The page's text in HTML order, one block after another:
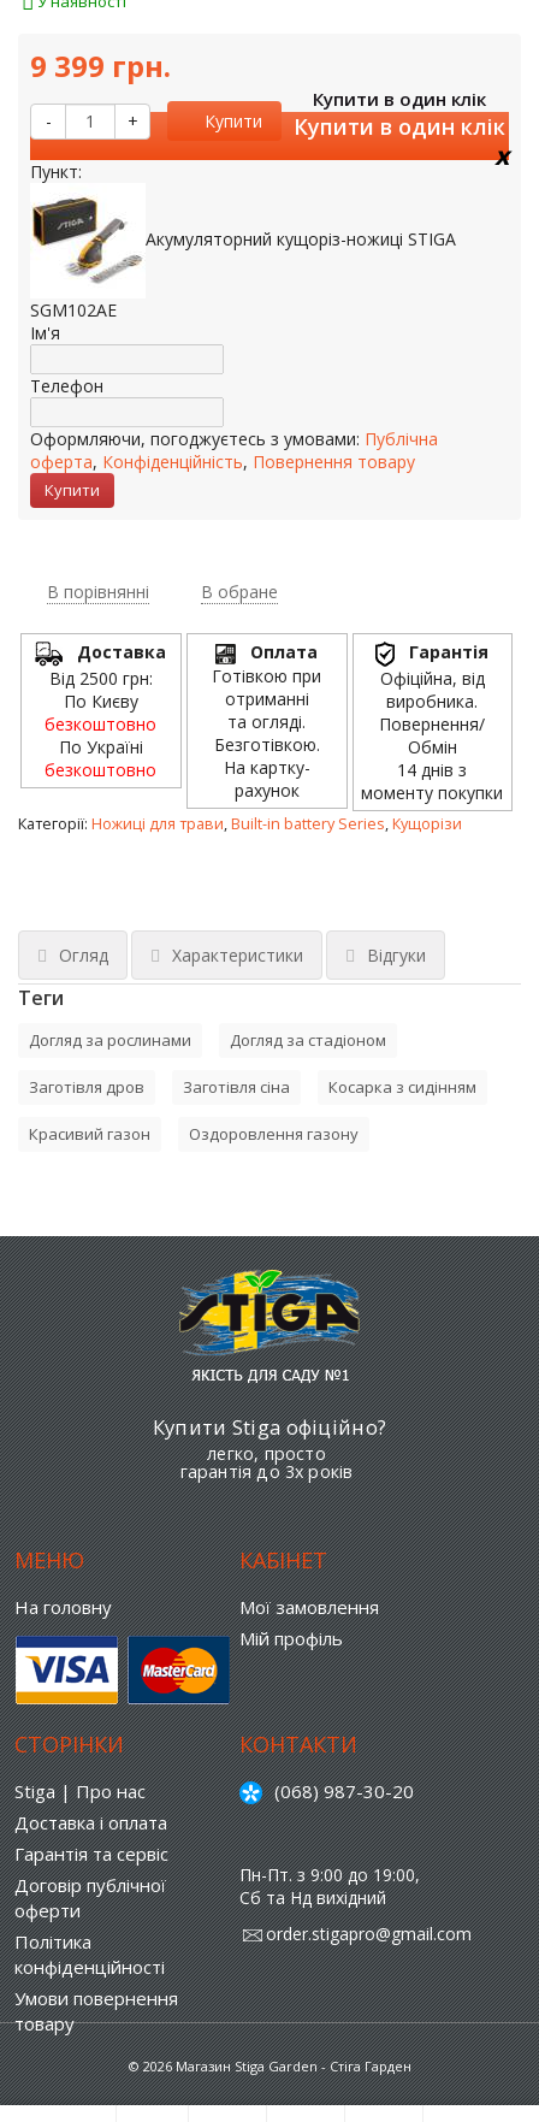
9 399 грн.
- + Купити
Купити в один клік
Купити в один клік
x
Пункт:
Акумуляторний кущоріз-ножиці STIGA
SGM102AE
Ім'я
Телефон
Оформляючи, погоджуєтесь з умовами: Публічна
оферта, Конфіденційність, Повернення товару
В порівнянні В обране
Доставка
Від 2500 грн:
По Києву
безкоштовно
По Україні
безкоштовно
Оплата
Готівкою при
отриманні
та огляді.
Безготівкою.
На картку-
рахунок
Гарантія
Офіційна, від
виробника.
Повернення/
Обмін
14 днів з
моменту покупки
Категорії: Ножиці для трави,Built-in battery Series,Кущорізи
Огляд Характеристики Відгуки
Теги
Догляд за рослинами Догляд за стадіоном
Заготівля дров Заготівля сіна Косарка з сидінням
Красивий газон Оздоровлення газону
Купити Stiga офіційно?
легко, просто
гарантія до 3х років
МЕНЮ
На головну
СТОРІНКИ
Stiga | Про нас
Доставка і оплата
Гарантія та сервіс
Договір публічної
оферти
Політика
конфіденційності
Умови повернення
товару
КАБІНЕТ
Мої замовлення
Мій профіль
КОНТАКТИ
(068) 987-30-20
Пн-Пт. з 9:00 до 19:00,
Сб та Нд вихідний
order.stigapro@gmail.com
© 2026 Магазин Stiga Garden - Стіга Гарден